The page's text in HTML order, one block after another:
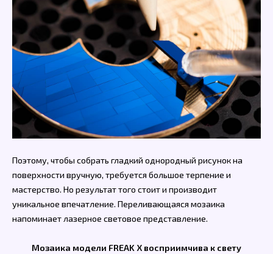
Поэтому, чтобы собрать гладкий однородный рисунок на
поверхности вручную, требуется большое терпение и
мастерство. Но результат того стоит и производит
уникальное впечатление. Переливающаяся мозаика
напоминает лазерное световое представление.
Мозаика модели FREAK X восприимчива к свету